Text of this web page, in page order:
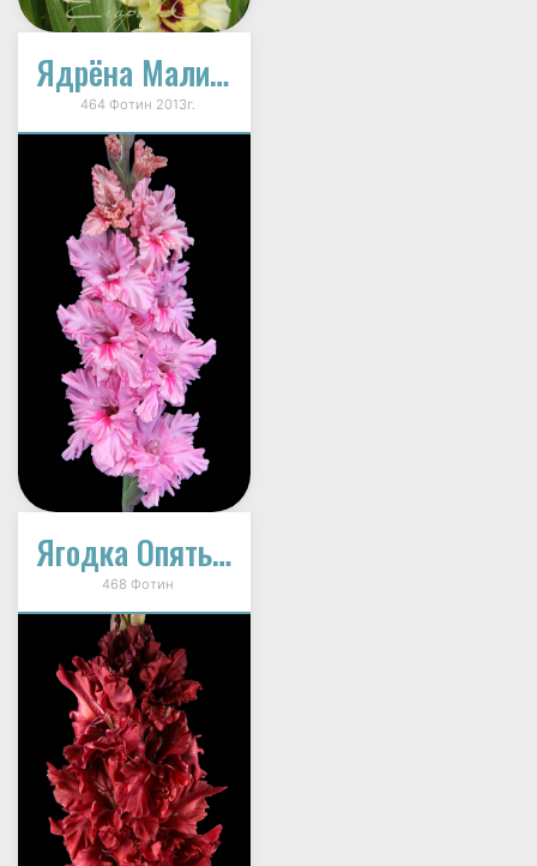
Ядрёна Малина
464 Фотин 2013г.
Ягодка Опять (В-14-209-2)
468 Фотин